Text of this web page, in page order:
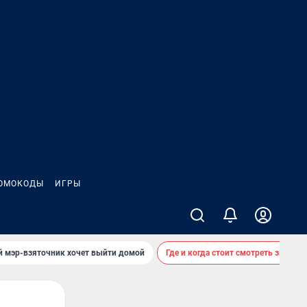
ИГРЫ
мэр-взяточник хочет выйти домой Где и когда стоит смотреть